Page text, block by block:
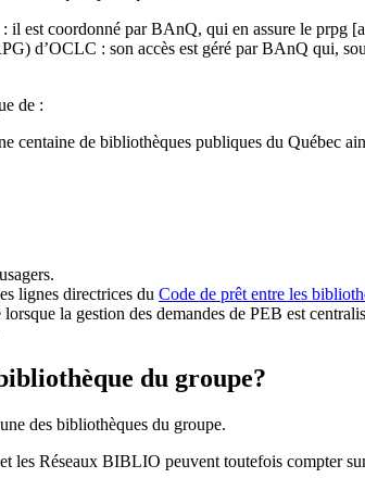
: il est coordonné par BAnQ, qui en assure le prpg
d’OCLC : son accès est géré par BAnQ qui,
de :
centaine de bibliothèques publiques du Québec
lignes directrices du Code de prêt entre les
la gestion des demandes de PEB est
du groupe?
des bibliothèques du groupe.
les Réseaux BIBLIO peuvent toutefois compter